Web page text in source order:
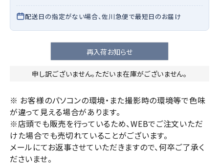
配送日の指定がない場合、佐川急便で最短日のお届け
再入荷お知らせ
申し訳ございません。ただいま在庫がございません。
※ お客様のパソコンの環境・また撮影時の環境等で色味
が違って見える場合があります。
※店頭でも販売を行っているため、WEBでご注文いただ
けた場合でも売切れていることがございます。
メールにてお返事させていただきますので、何卒ご了承く
ださいませ。